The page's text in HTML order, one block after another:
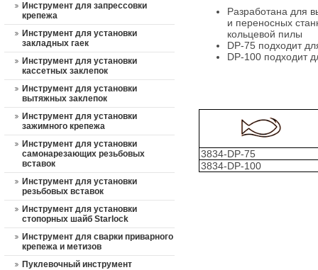
Разработана для
и переносных
кольцевой пилы
DP-75 подходит
DP-100 подходит
3834-DP-75
3834-DP-100
Инструмент для запрессовки
крепежа
Инструмент для установки
закладных гаек
Инструмент для установки
кассетных заклепок
Инструмент для установки
вытяжных заклепок
Инструмент для установки
зажимного крепежа
Инструмент для установки
самонарезающих резьбовых
вставок
Инструмент для установки
резьбовых вставок
Инструмент для установки
стопорных шайб Starlock
Инструмент для сварки приварного
крепежа и метизов
Пуклевочный инструмент